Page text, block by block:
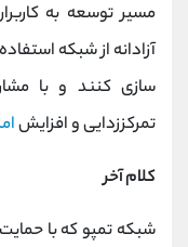
مسیر توسعه به
آزادانه از شبکه
‌سازی کنند و با
تمرکززدایی و افزایش
کلام آخر
شبکه تمپو که با